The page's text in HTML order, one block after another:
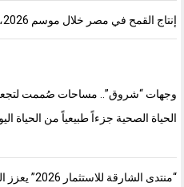
إنتاج القمح في مصر خلال موسم 2026، يتجاوز 10 ملايين طن
وجهات “شروق”.. مساحات صُممت
الحياة الصحية جزءاً طبيعياً من الحياة
“منتدى